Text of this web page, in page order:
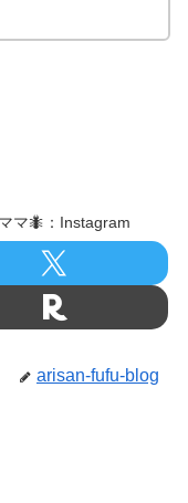
マ🐜：Instagram
arisan-fufu-blog